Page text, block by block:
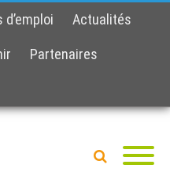
Actualités
Partenaires